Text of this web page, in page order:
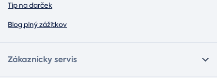
Tip na darček
Blog plný zážitkov
Zákaznícky servis